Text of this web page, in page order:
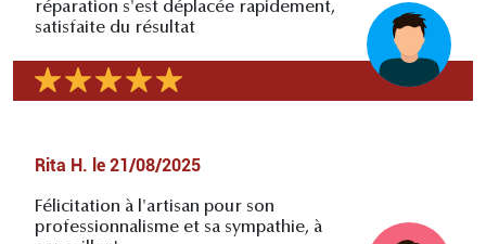
réparation s'est déplacée rapidement,
satisfaite du résultat
Rita H. le 21/08/2025
Félicitation à l'artisan pour son
professionnalisme et sa sympathie, à